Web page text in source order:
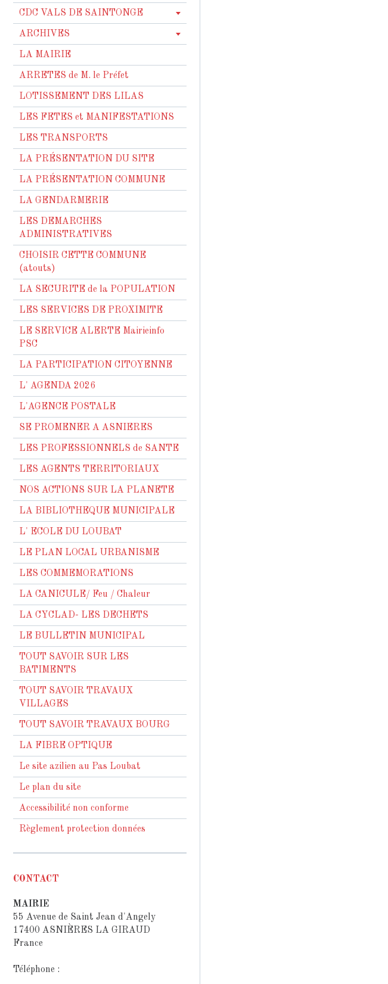
CDC VALS DE SAINTONGE
ARCHIVES
LA MAIRIE
ARRETES de M. le Préfet
LOTISSEMENT DES LILAS
LES FETES et MANIFESTATIONS
LES TRANSPORTS
LA PRÉSENTATION DU SITE
LA PRÉSENTATION COMMUNE
LA GENDARMERIE
LES DEMARCHES
ADMINISTRATIVES
CHOISIR CETTE COMMUNE
(atouts)
LA SECURITE de la POPULATION
LES SERVICES DE PROXIMITE
LE SERVICE ALERTE Mairieinfo
PSC
LA PARTICIPATION CITOYENNE
L' AGENDA 2026
L'AGENCE POSTALE
SE PROMENER A ASNIERES
LES PROFESSIONNELS de SANTE
LES AGENTS TERRITORIAUX
NOS ACTIONS SUR LA PLANETE
LA BIBLIOTHEQUE MUNICIPALE
L' ECOLE DU LOUBAT
LE PLAN LOCAL URBANISME
LES COMMEMORATIONS
LA CANICULE/ Feu / Chaleur
LA CYCLAD- LES DECHETS
LE BULLETIN MUNICIPAL
TOUT SAVOIR SUR LES
BATIMENTS
TOUT SAVOIR TRAVAUX
VILLAGES
TOUT SAVOIR TRAVAUX BOURG
LA FIBRE OPTIQUE
Le site azilien au Pas Loubat
Le plan du site
Accessibilité non conforme
Règlement protection données
CONTACT
MAIRIE
55 Avenue de Saint Jean d'Angely
17400 ASNIÈRES LA GIRAUD
France
Téléphone :